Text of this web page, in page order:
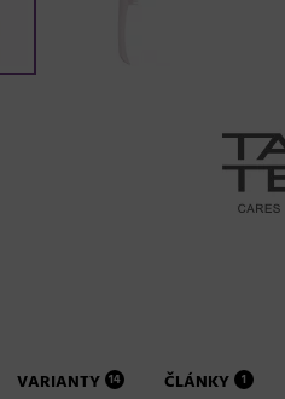
VARIANTY 14 ČLÁNKY 1